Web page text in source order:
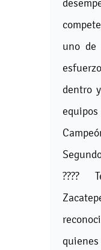
uno de
dentro
????